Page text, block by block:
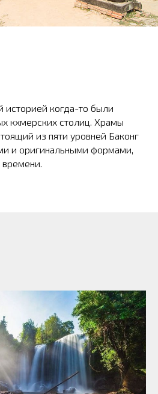
историей когда-то были
кхмерских столиц. Храмы
из пяти уровней Баконг
и оригинальными формами,